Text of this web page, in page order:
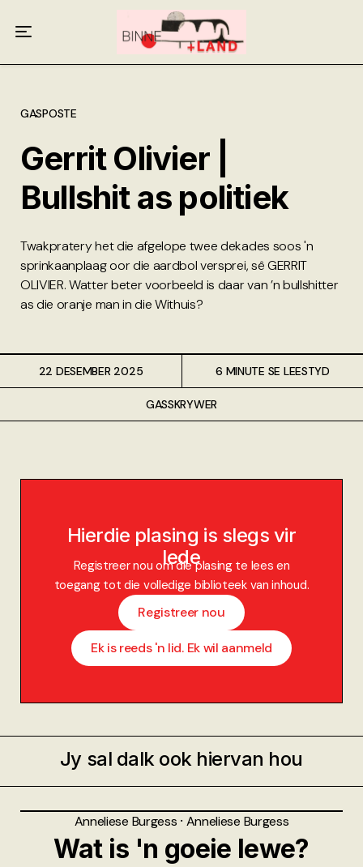
GASPOSTE
Gerrit Olivier |
Bullshit as politiek
Twakpratery het die afgelope twee dekades soos 'n
sprinkaanplaag oor die aardbol versprei, sê GERRIT
OLIVIER. Watter beter voorbeeld is daar van ’n bullshitter
as die oranje man in die Withuis?
22 DESEMBER 2025
GASSKRYWER
6 MINUTE SE LEESTYD
Hierdie plasing is slegs vir
lede
Registreer nou om die plasing te lees en
toegang tot die volledige biblioteek van inhoud.
Registreer nou
Ek is reeds 'n lid. Ek wil aanmeld
Jy sal dalk ook hiervan hou
Anneliese Burgess ⸱ Anneliese Burgess
Wat is 'n goeie lewe?
Meer oor ons
Anneliese Burgess
Piet Croucamp
Willem Kempen
Gas + Poste
Kop + Knoper